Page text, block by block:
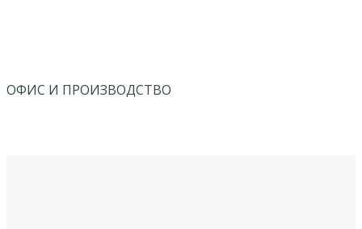
ОФИС И ПРОИЗВОДСТВО